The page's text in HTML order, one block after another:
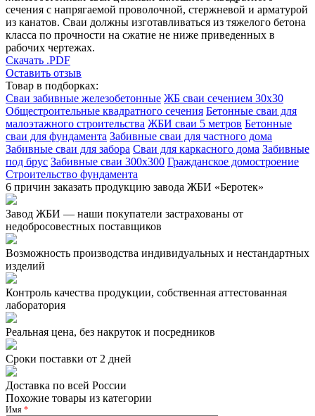
сечения с напрягаемой проволочной, стержневой и арматурой
из канатов. Сваи должны изготавливаться из тяжелого бетона
класса по прочности на сжатие не ниже приведенных в
рабочих чертежах.
Скачать .PDF
Оставить отзыв
Товар в подборках:
Сваи забивные железобетонные ЖБ сваи сечением 30х30
Общестроительные квадратного сечения Бетонные сваи для
малоэтажного строительства ЖБИ сваи 5 метров Бетонные
сваи для фундамента Забивные сваи для частного дома
Забивные сваи для забора Сваи для каркасного дома Забивные
под брус Забивные сваи 300х300 Гражданское домостроение
Строительство фундамента
6 причин заказать продукцию завода ЖБИ «Беротек»
Завод ЖБИ — наши покупатели застрахованы от
недобросовестных поставщиков
Возможность производства индивидуальных и нестандартных
изделий
Контроль качества продукции, собственная аттестованная
лаборатория
Реальная цена, без накруток и посредников
Сроки поставки от 2 дней
Доставка по всей России
Похожие товары из категории
Имя *